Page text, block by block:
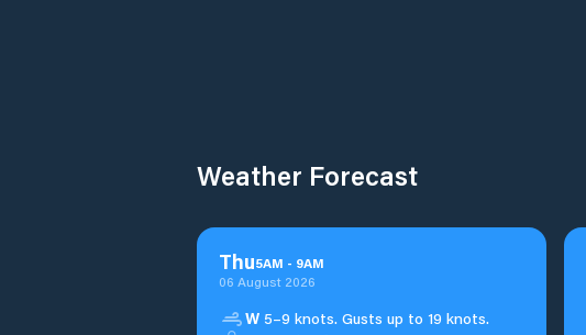
Weather Forecast
Thu5AM - 9AM
06 August 2026
W 5–9 knots. Gusts up to 19 knots.